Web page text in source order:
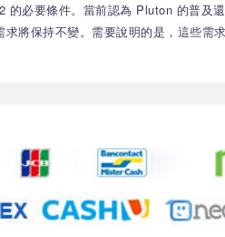
必要條件。當前認為 Pluton 的普及
保持不變。需要說明的是，這些需